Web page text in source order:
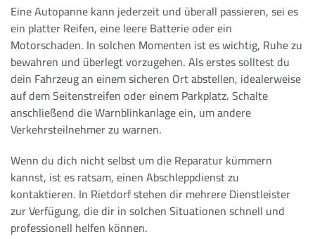
Eine Autopanne kann jederzeit und überall passieren, sei es
ein platter Reifen, eine leere Batterie oder ein
Motorschaden. In solchen Momenten ist es wichtig, Ruhe zu
bewahren und überlegt vorzugehen. Als erstes solltest du
dein Fahrzeug an einem sicheren Ort abstellen, idealerweise
auf dem Seitenstreifen oder einem Parkplatz. Schalte
anschließend die Warnblinkanlage ein, um andere
Verkehrsteilnehmer zu warnen.
Wenn du dich nicht selbst um die Reparatur kümmern
kannst, ist es ratsam, einen Abschleppdienst zu
kontaktieren. In Rietdorf stehen dir mehrere Dienstleister
zur Verfügung, die dir in solchen Situationen schnell und
professionell helfen können.